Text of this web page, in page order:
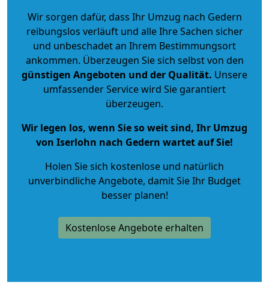
Wir sorgen dafür, dass Ihr Umzug nach Gedern
reibungslos verläuft und alle Ihre Sachen sicher
und unbeschadet an Ihrem Bestimmungsort
ankommen. Überzeugen Sie sich selbst von den
günstigen Angeboten und der Qualität. Unsere
umfassender Service wird Sie garantiert
überzeugen.
Wir legen los, wenn Sie so weit sind, Ihr Umzug
von Iserlohn nach Gedern wartet auf Sie!
Holen Sie sich kostenlose und natürlich
unverbindliche Angebote, damit Sie Ihr Budget
besser planen!
Kostenlose Angebote erhalten